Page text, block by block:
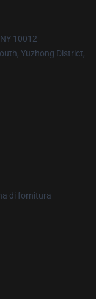
10012
Yuzhong District,
di fornitura